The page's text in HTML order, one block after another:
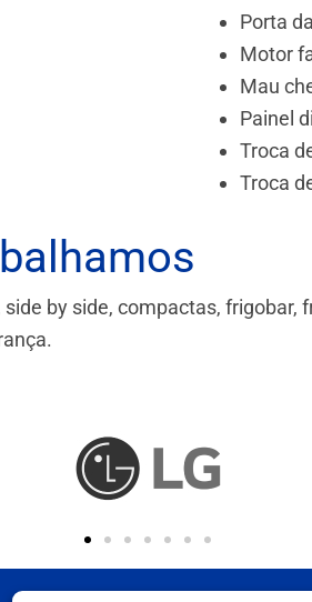
Porta
Motor
Mau
Painel
Troca
Troca
by side, compactas, frigobar,